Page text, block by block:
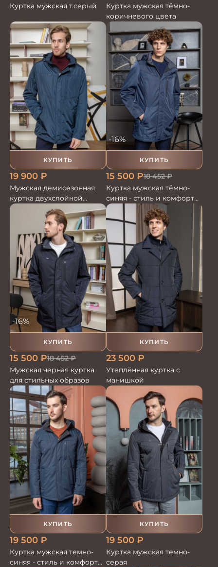
Куртка мужская т.серый
Куртка мужская тёмно-
коричневого цвета
КУПИТЬ
19 900 ₽
Мужская демисезонная
куртка двухслойной
мембранной ткани
КУПИТЬ
-16%
15 500 ₽18 452₽
Куртка мужская тёмно-
синяя - стиль и комфорт
для любого сезона
КУПИТЬ
-16%
15 500 ₽18 452₽
Мужская черная куртка
для стильных образов
КУПИТЬ
23 500 ₽
Утеплённая куртка с
манишкой
КУПИТЬ
19 500 ₽
Куртка мужская темно-
синяя - стиль и комфорт
КУПИТЬ
19 500 ₽
Куртка мужская темно-
серая